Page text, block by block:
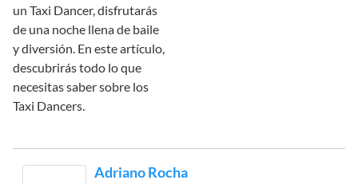
un Taxi Dancer, disfrutarás
de una noche llena de baile
y diversión. En este artículo,
descubrirás todo lo que
necesitas saber sobre los
Taxi Dancers.
Adriano Rocha